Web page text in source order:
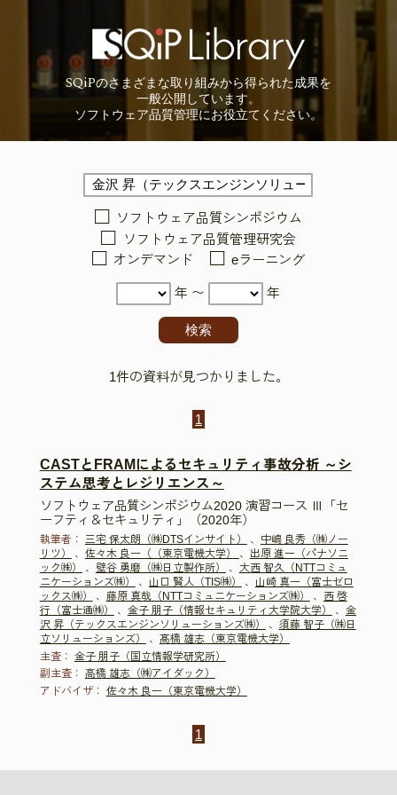
SQiPのさまざまな取り組みから得られた成果を
一般公開しています。
ソフトウェア品質管理にお役立てください。
ソフトウェア品質シンポジウム
ソフトウェア品質管理研究会
オンデマンド
eラーニング
年 〜 年
1件の資料が見つかりました。
1
CASTとFRAMによるセキュリティ事故分析 ～シ
ステム思考とレジリエンス～
ソフトウェア品質シンポジウム2020 演習コース Ⅲ「セ
ーフティ＆セキュリティ」（2020年）
執筆者： 三宅 保太朗（㈱DTSインサイト） 、 中嶋 良秀（㈱ノー
リツ）
、 佐々木 良一（（東京電機大学） 、 出原 進一（パナソニ
ック㈱）
、 壁谷 勇磨（㈱日立製作所） 、 大西 智久（NTTコミュ
ニケーションズ㈱）
、 山口 賢人（TIS㈱） 、 山崎 真一（富士ゼロ
ックス㈱）
、 藤原 真哉（NTTコミュニケーションズ㈱） 、 西 啓
行（富士通㈱）
、 金子 朋子（情報セキュリティ大学院大学） 、 金
沢 昇（テックスエンジンソリューションズ㈱）
、 須藤 智子（㈱日
立ソリューションズ）
、 髙橋 雄志（東京電機大学）
主査： 金子 朋子（国立情報学研究所）
副主査： 高橋 雄志（㈱アイダック）
アドバイザ： 佐々木 良一（東京電機大学）
1